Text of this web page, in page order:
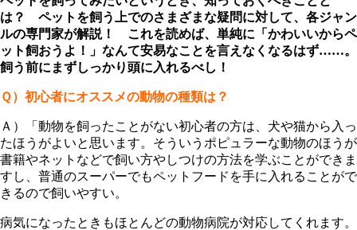
は？ ペットを飼う上でのさまざまな疑問に対して、各ジャン
ルの専門家が解説！ これを読めば、単純に「かわいいからペ
ット飼おうよ！」なんて安易なことを言えなくなるはず……。
飼う前にまずしっかり頭に入れるべし！
Ｑ）初心者にオススメの動物の種類は？
Ａ）「動物を飼ったことがない初心者の方は、犬や猫から入っ
たほうがよいと思います。そういうポピュラーな動物のほうが
書籍やネットなどで飼い方やしつけの方法を学ぶことができま
すし、普通のスーパーでもペットフードを手に入れることがで
きるので飼いやすい。
病気になったときもほとんどの動物病院が対応してくれます。